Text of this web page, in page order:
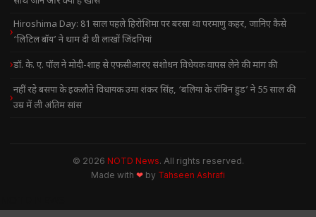
Hiroshima Day: 81 साल पहले हिरोशिमा पर बरसा था परमाणु कहर, जानिए कैसे
‘लिटिल बॉय’ ने थाम दी थी लाखों जिंदगियां
डॉ. के. ए. पॉल ने मोदी-शाह से एफसीआरए संशोधन विधेयक वापस लेने की मांग की
नहीं रहे बसपा के इकलौते विधायक उमा शंकर सिंह, ‘बलिया के रॉबिन हुड’ ने 55 साल की
उम्र में ली अंतिम सांस
© 2026 NOTD News. All rights reserved.
Made with ❤ by Tahseen Ashrafi